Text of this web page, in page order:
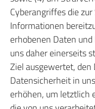
Cyberangriffes die
Informationen
erhobenen Daten
uns daher einerseits
Ziel ausgewertet,
Datensicherheit in
erhöhen, um letztlich